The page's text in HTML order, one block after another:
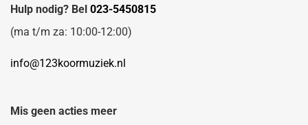
Hulp nodig? Bel 023-5450815
(ma t/m za: 10:00-12:00)
info@123koormuziek.nl
Mis geen acties meer